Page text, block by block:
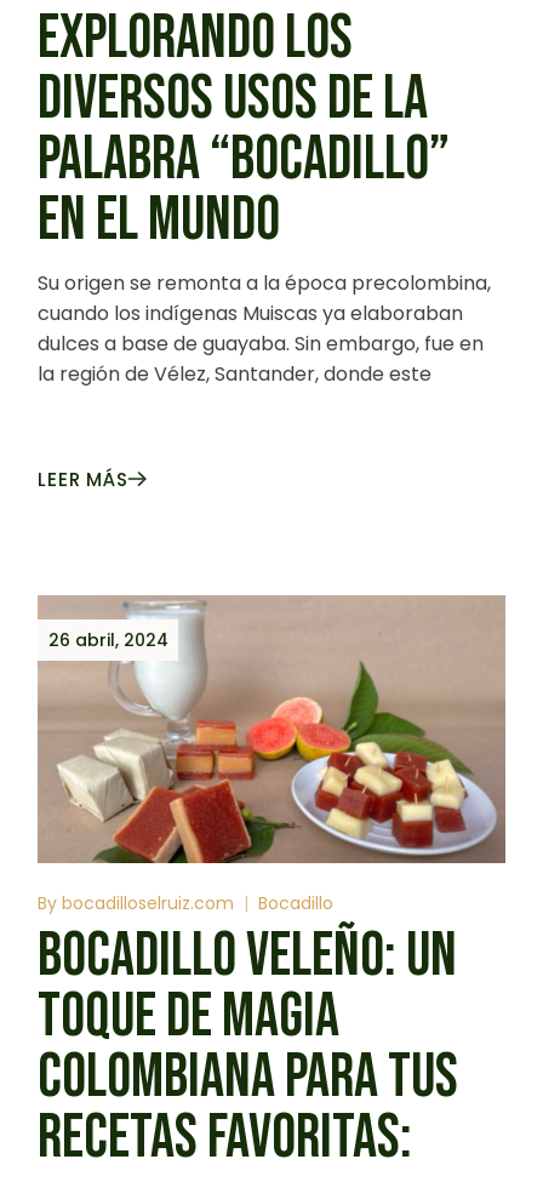
EXPLORANDO LOS
DIVERSOS USOS DE LA
PALABRA “BOCADILLO”
EN EL MUNDO
Su origen se remonta a la época precolombina,
cuando los indígenas Muiscas ya elaboraban
dulces a base de guayaba. Sin embargo, fue en
la región de Vélez, Santander, donde este
LEER MÁS
26 abril, 2024
By bocadilloselruiz.com Bocadillo
BOCADILLO VELEÑO: UN
TOQUE DE MAGIA
COLOMBIANA PARA TUS
RECETAS FAVORITAS: